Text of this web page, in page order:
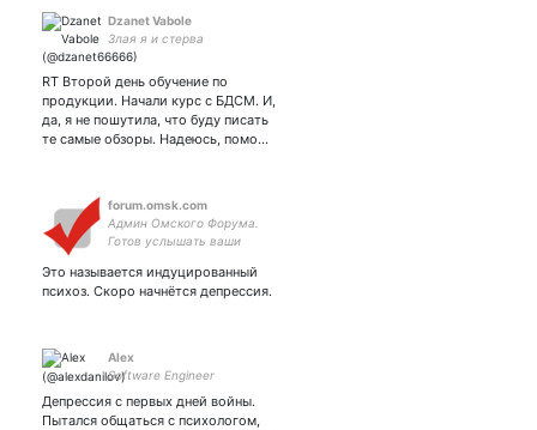
Dzanet Vabole
Злая я и стерва
RT Второй день обучение по
продукции. Начали курс с БДСМ. И,
да, я не пошутила, что буду писать
те самые обзоры. Надеюсь, помо…
forum.omsk.com
Админ Омского Форума.
Готов услышать ваши
их на вооружение.
Это называется индуцированный
психоз. Скоро начнётся депрессия.
Alex
Software Engineer
Депрессия с первых дней войны.
Пытался общаться с психологом,